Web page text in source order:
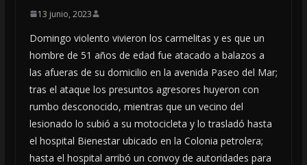
13 junio, 2023
Domingo violento vivieron los carmelitas y es que un
hombre de 51 años de edad fue atacado a balazos a
las afueras de su domicilio en la avenida Paseo del Mar;
tras el ataque los presuntos agresores huyeron con
rumbo desconocido, mientras que un vecino del
lesionado lo subió a su motocicleta y lo trasladó hasta
el hospital Bienestar ubicado en la Colonia petrolera;
hasta el hospital arribó un convoy de autoridades para